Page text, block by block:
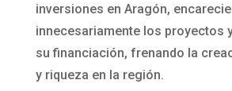
inversiones en Aragón,
innecesariamente los proyectos
su financiación, frenando la
y riqueza en la región.